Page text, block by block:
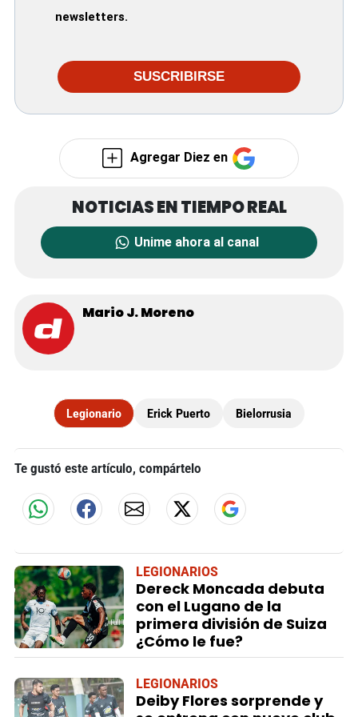
newsletters.
SUSCRIBIRSE
Agregar Diez en
Unime ahora al canal
Mario J. Moreno
Legionario Erick Puerto Bielorrusia
Te gustó este artículo, compártelo
LEGIONARIOS
Dereck Moncada debuta
con el Lugano de la
primera división de Suiza
¿Cómo le fue?
LEGIONARIOS
Deiby Flores sorprende y